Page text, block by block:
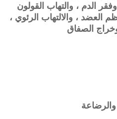
الدم ، والتهاب القولون
العضد ، والالتهاب الرئوي ،
الصفاق